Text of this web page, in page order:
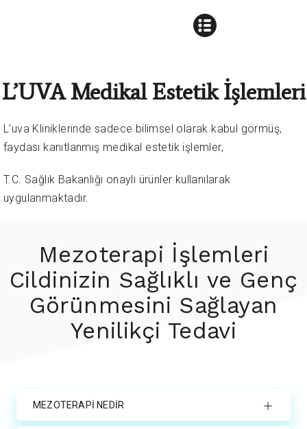
L’UVA Medikal Estetik İşlemleri
L’uva Kliniklerinde sadece bilimsel olarak kabul görmüş,
faydası kanıtlanmış medikal estetik işlemler,
T.C. Sağlık Bakanlığı onaylı ürünler kullanılarak
uygulanmaktadır.
Mezoterapi İşlemleri
Cildinizin Sağlıklı ve Genç
Görünmesini Sağlayan
Yenilikçi Tedavi
MEZOTERAPİ NEDİR